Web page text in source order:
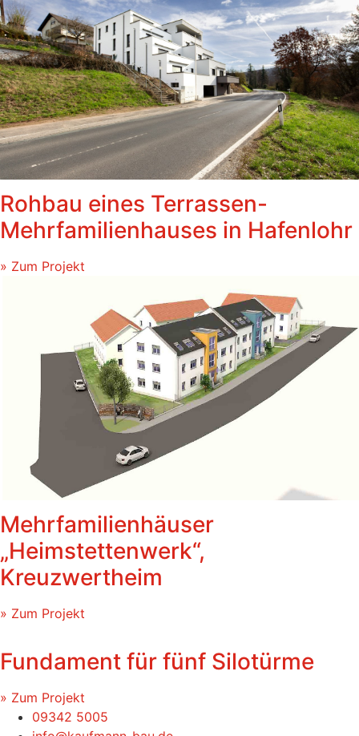
Rohbau eines Terrassen-
Mehrfamilienhauses in Hafenlohr
» Zum Projekt
Mehrfamilienhäuser
„Heimstettenwerk“,
Kreuzwertheim
» Zum Projekt
Fundament für fünf Silotürme
» Zum Projekt
09342 5005